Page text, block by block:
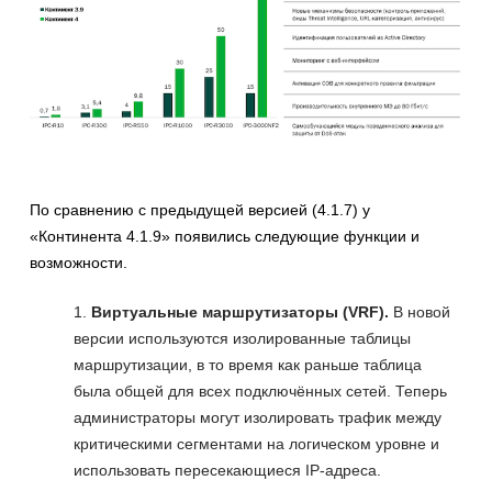
По сравнению с предыдущей версией (4.1.7) у
«Континента 4.1.9» появились следующие функции и
возможности.
Виртуальные маршрутизаторы (VRF). В новой
версии используются изолированные таблицы
маршрутизации, в то время как раньше таблица
была общей для всех подключённых сетей. Теперь
администраторы могут изолировать трафик между
критическими сегментами на логическом уровне и
использовать пересекающиеся IP-адреса.